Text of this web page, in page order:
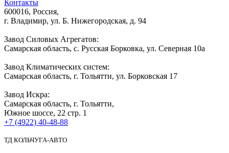
Контакты
600016, Россия,
г. Владимир, ул. Б. Нижегородская, д. 94
Завод Силовых Агрегатов:
Самарская область, с. Русская Борковка, ул. Северная 10а
Завод Климатических систем:
Самарская область, г. Тольятти, ул. Борковская 17
Завод Искра:
Самарская область, г. Тольятти,
Южное шоссе, 22 стр. 1
+7 (4922) 40-48-88
ТД КОЛЬЧУГА-АВТО